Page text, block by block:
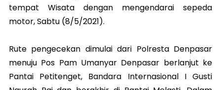
tempat Wisata dengan mengendarai sepeda
motor, Sabtu (8/5/2021).
Rute pengecekan dimulai dari Polresta Denpasar
menuju Pos Pam Umanyar Denpasar berlanjut ke
Pantai Petitenget, Bandara Internasional I Gusti